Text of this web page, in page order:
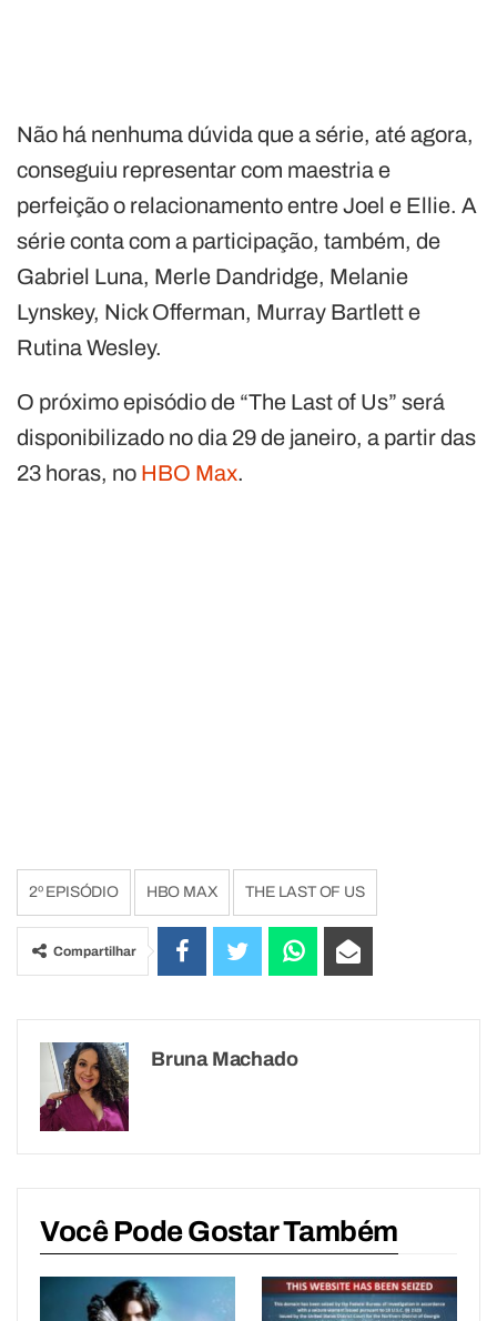
Não há nenhuma dúvida que a série, até agora,
conseguiu representar com maestria e
perfeição o relacionamento entre Joel e Ellie. A
série conta com a participação, também, de
Gabriel Luna, Merle Dandridge, Melanie
Lynskey, Nick Offerman, Murray Bartlett e
Rutina Wesley.
O próximo episódio de “The Last of Us” será
disponibilizado no dia 29 de janeiro, a partir das
23 horas, no HBO Max.
2º EPISÓDIO HBO MAX THE LAST OF US
Compartilhar
Bruna Machado
Você Pode Gostar Também